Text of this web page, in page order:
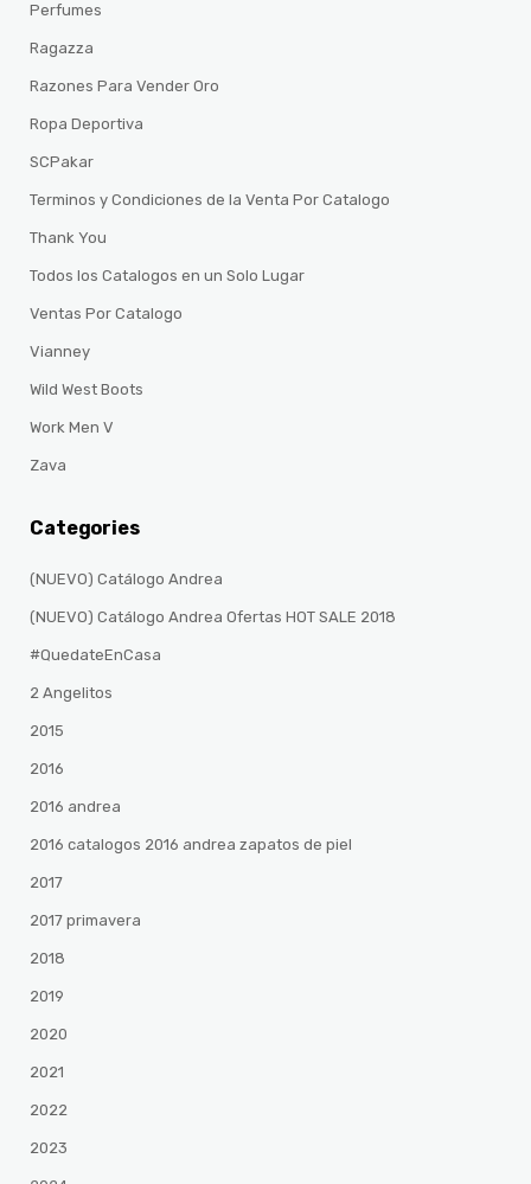
Perfumes
Ragazza
Razones Para Vender Oro
Ropa Deportiva
SCPakar
Terminos y Condiciones de la Venta Por Catalogo
Thank You
Todos los Catalogos en un Solo Lugar
Ventas Por Catalogo
Vianney
Wild West Boots
Work Men V
Zava
Categories
(NUEVO) Catálogo Andrea
(NUEVO) Catálogo Andrea Ofertas HOT SALE 2018
#QuedateEnCasa
2 Angelitos
2015
2016
2016 andrea
2016 catalogos 2016 andrea zapatos de piel
2017
2017 primavera
2018
2019
2020
2021
2022
2023